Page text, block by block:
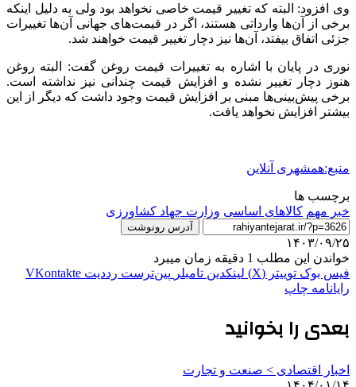
وی افزود: البته که تغییر قیمت خاصی نخواهد بود ولی به دلیل اینکه
برخی از آن‌ها وارداتی هستند، اگر در قیمت‌های جهانی آن‌ها تغییرات
جزئی اتفاق بیفتد، آن‌ها نیز دچار تغییر قیمت خواهند شد.
نوری در پایان با اشاره به تغییرات قیمت روغن گفت: البته روغن
هنوز دچار تغییر نشده و افزایش قیمت چندانی نیز نداشته است.
برخی پیش‌بینی‌ها مبنی بر افزایش قیمت وجود داشت که دیگر از این
بیشتر افزایش نخواهد یافت.
منبع:همشهری آنلاین
برچسب ها
خبر مهم کالاهای اساسی وزارت جهاد کشاورزی
آدرس رونوشت
۱۴۰۳/۰۹/۲۵
خواندن این مطلب 1 دقیقه زمان میبرد
فیس بوک توییتر (X) لینکدین ‫تامبلر ‫پین‌ترست ‫رددیت ‫VKontakte
رایانامه چاپ
بعدی را بخوانید
اخبار اقتصادی > صنعت و تجارت